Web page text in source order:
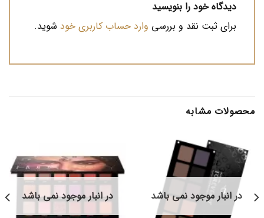
دیدگاه خود را بنویسید
برای ثبت نقد و بررسی وارد حساب کاربری خود شوید.
محصولات مشابه
در انبار موجود نمی باشد در انبار موجود نمی باشد